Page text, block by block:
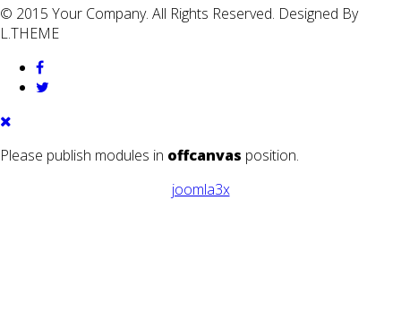
© 2015 Your Company. All Rights Reserved. Designed By
L.THEME
Please publish modules in offcanvas position.
joomla3x